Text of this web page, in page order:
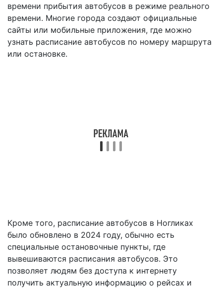
времени прибытия автобусов в режиме реального
времени. Многие города создают официальные
сайты или мобильные приложения, где можно
узнать расписание автобусов по номеру маршрута
или остановке.
Кроме того, расписание автобусов в Ногликах
было обновлено в 2024 году, обычно есть
специальные остановочные пункты, где
вывешиваются расписания автобусов. Это
позволяет людям без доступа к интернету
получить актуальную информацию о рейсах и